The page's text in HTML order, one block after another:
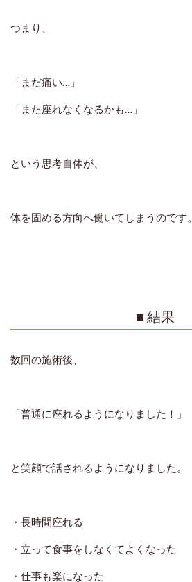
つまり、
「まだ痛い…」
「また座れなくなるかも…」
という思考自体が、
体を固める方向へ働いてしまう のです。
■ 結果
数回の施術後、
「普通に座れるようになりました！」
と笑顔で話されるようになりました。
・長時間座れる
・立って食事をしなくてよくなった
・仕事も楽になった